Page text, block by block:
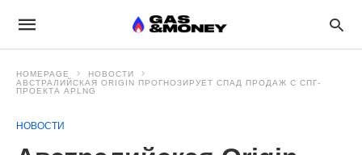
HOMEPAGE
НОВОСТИ
АВСТРАЛИЙСКАЯ ORIGIN ПРОГНОЗИРУЕТ СПАД ПРОДАЖ С СПГ-
ПРОЕКТА APLNG
НОВОСТИ